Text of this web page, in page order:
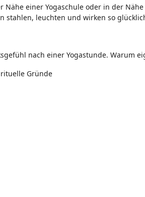
einer Yogaschule oder in der
stahlen, leuchten und wirken so
nach einer Yogastunde. Warum
Gründe